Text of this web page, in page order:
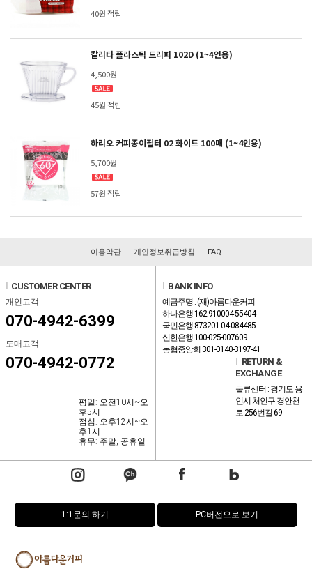
40원 적립
칼리타 플라스틱 드리퍼 102D (1~4인용)
4,500원
45원 적립
하리오 커피종이필터 02 화이트 100매 (1~4인용)
5,700원
57원 적립
이용약관 개인정보취급방침 FAQ
CUSTOMER CENTER
개인고객
070-4942-6399
도매고객
070-4942-0772
평일: 오전10시~오
후5시
점심: 오후12시~오
후1시
휴무: 주말, 공휴일
BANK INFO
예금주명 : (재)아름다운커피
하나은행 162-910004-55404
국민은행 873201-04-084485
신한은행 100-025-007609
농협중앙회 301-0140-3197-41
RETURN &
EXCHANGE
물류센터 : 경기도 용
인시 처인구 경안천
로 256번길 69
1:1문의 하기 PC버전으로 보기